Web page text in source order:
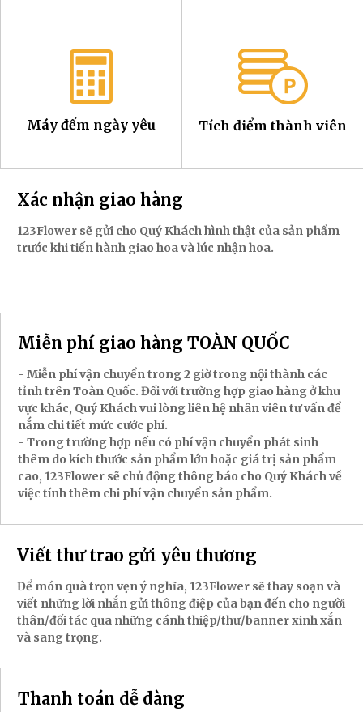
Máy đếm ngày yêu Tích điểm thành viên
Xác nhận giao hàng
123Flower sẽ gửi cho Quý Khách hình thật của sản phẩm
trước khi tiến hành giao hoa và lúc nhận hoa.
Miễn phí giao hàng TOÀN QUỐC
- Miễn phí vận chuyển trong 2 giờ trong nội thành các
tỉnh trên Toàn Quốc. Đối với trường hợp giao hàng ở khu
vực khác, Quý Khách vui lòng liên hệ nhân viên tư vấn để
nắm chi tiết mức cước phí.
- Trong trường hợp nếu có phí vận chuyển phát sinh
thêm do kích thước sản phẩm lớn hoặc giá trị sản phẩm
cao, 123Flower sẽ chủ động thông báo cho Quý Khách về
việc tính thêm chi phí vận chuyển sản phẩm.
Viết thư trao gửi yêu thương
Để món quà trọn vẹn ý nghĩa, 123Flower sẽ thay soạn và
viết những lời nhắn gửi thông điệp của bạn đến cho người
thân/đối tác qua những cánh thiệp/thư/banner xinh xắn
và sang trọng.
Thanh toán dễ dàng